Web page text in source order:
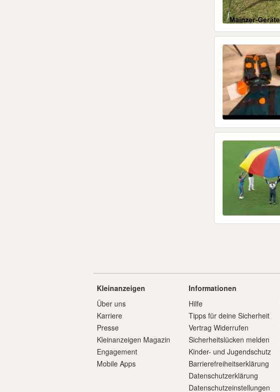
Kleinanzeigen
Über uns
Karriere
Presse
Kleinanzeigen Magazin
Engagement
Mobile Apps
Informationen
Hilfe
Tipps für deine Sicherheit
Vertrag Widerrufen
Sicherheitslücken melden
Kinder- und Jugendschutz
Barrierefreiheitserklärung
Datenschutzerklärung
Datenschutzeinstellungen